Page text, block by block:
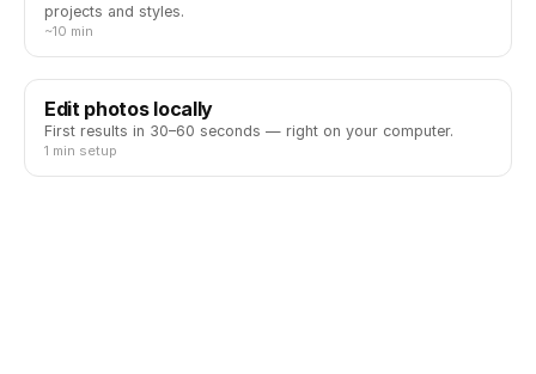
projects and styles.
~10 min
Edit photos locally
First results in 30–60 seconds — right on your computer.
1 min setup